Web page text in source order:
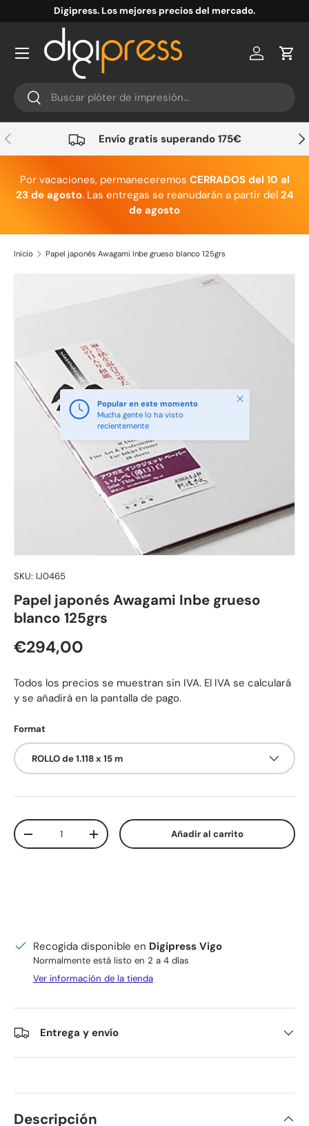
Ir al contenido
Digipress. Los mejores precios del mercado.
Buscar
Buscar
Cuenta
Anterior Envío gratis superando 175€
Por vacaciones, permaneceremos CERRADOS del 10 al
23 de agosto. Las entregas se reanudarán a partir del 24
de agosto
Inicio Papel japonés Awagami Inbe grueso blanco 125grs
Ir directamente a la información del producto
Popular en este momento
Mucha gente lo ha visto
recientemente
Cerrar
SKU: IJ0465
Papel japonés Awagami Inbe grueso
blanco 125grs
Precio normal
€294,00
Todos los precios se muestran sin IVA. El IVA se calculará
y se añadirá en la pantalla de pago.
Format
ROLLO de 1.118 x 15 m
Cant.
Disminuir cantidadAumentar la cantidadAñadir al carrito
Recogida disponible en Digipress Vigo
Normalmente está listo en 2 a 4 días
Ver información de la tienda
Entrega y envío
Descripción